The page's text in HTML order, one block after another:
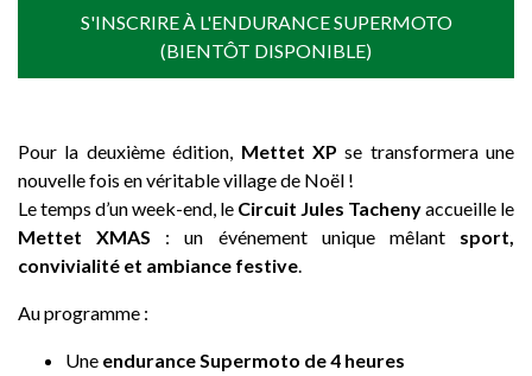
S'INSCRIRE À L'ENDURANCE SUPERMOTO
(BIENTÔT DISPONIBLE)
Pour la deuxième édition, Mettet XP se transformera une
nouvelle fois en véritable village de Noël !
Le temps d’un week-end, le Circuit Jules Tachenyaccueille le
Mettet XMAS : un événement unique mêlant sport,
convivialité et ambiance festive.
Au programme :
Une endurance Supermoto de 4 heures